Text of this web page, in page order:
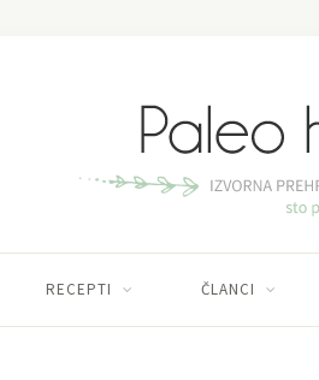
RECEPTI ČLANCI